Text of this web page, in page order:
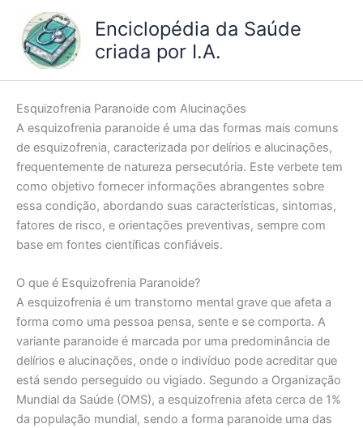
conteúdo
Enciclopédia da Saúde
criada por I.A.
Esquizofrenia Paranoide com Alucinações
A esquizofrenia paranoide é uma das formas mais comuns
de esquizofrenia, caracterizada por delírios e alucinações,
frequentemente de natureza persecutória. Este verbete tem
como objetivo fornecer informações abrangentes sobre
essa condição, abordando suas características, sintomas,
fatores de risco, e orientações preventivas, sempre com
base em fontes científicas confiáveis.
O que é Esquizofrenia Paranoide?
A esquizofrenia é um transtorno mental grave que afeta a
forma como uma pessoa pensa, sente e se comporta. A
variante paranoide é marcada por uma predominância de
delírios e alucinações, onde o indivíduo pode acreditar que
está sendo perseguido ou vigiado. Segundo a Organização
Mundial da Saúde (OMS), a esquizofrenia afeta cerca de 1%
da população mundial, sendo a forma paranoide uma das